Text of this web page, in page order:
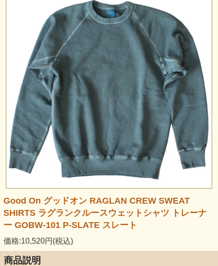
Good On グッドオン RAGLAN CREW SWEAT
SHIRTS ラグランクルースウェットシャツ トレーナ
ー GOBW-101 P-SLATE スレート
価格:10,520円(税込)
商品説明